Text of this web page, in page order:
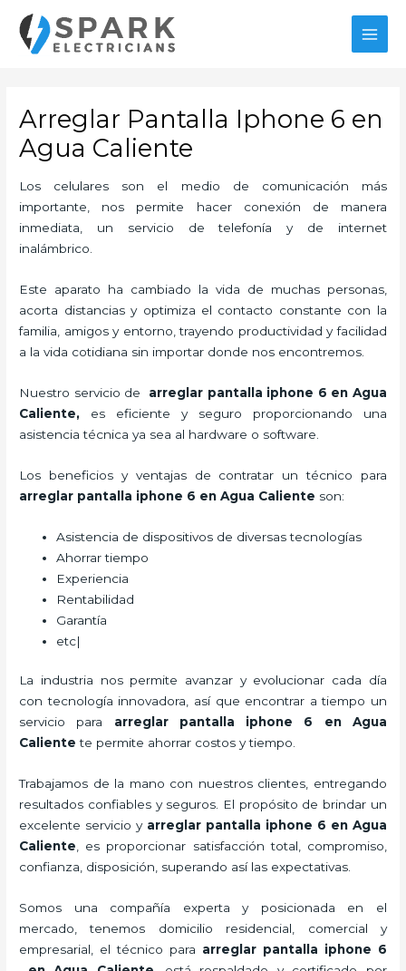
contenido
Arreglar Pantalla Iphone 6 en
Agua Caliente
Los celulares son el medio de comunicación más
importante, nos permite hacer conexión de manera
inmediata, un servicio de telefonía y de internet
inalámbrico.
Este aparato ha cambiado la vida de muchas personas,
acorta distancias y optimiza el contacto constante con la
familia, amigos y entorno, trayendo productividad y facilidad
a la vida cotidiana sin importar donde nos encontremos.
Nuestro servicio de arreglar pantalla iphone 6 en Agua
Caliente, es eficiente y seguro proporcionando una
asistencia técnica ya sea al hardware o software.
Los beneficios y ventajas de contratar un técnico para
arreglar pantalla iphone 6 en Agua Caliente son:
Asistencia de dispositivos de diversas tecnologías
Ahorrar tiempo
Experiencia
Rentabilidad
Garantía
etc|
La industria nos permite avanzar y evolucionar cada día
con tecnología innovadora, así que encontrar a tiempo un
servicio para arreglar pantalla iphone 6 en Agua
Caliente te permite ahorrar costos y tiempo.
Trabajamos de la mano con nuestros clientes, entregando
resultados confiables y seguros. El propósito de brindar un
excelente servicio y arreglar pantalla iphone 6 en Agua
Caliente , es proporcionar satisfacción total, compromiso,
confianza, disposición, superando así las expectativas.
Somos una compañía experta y posicionada en el
mercado, tenemos domicilio residencial, comercial y
empresarial, el técnico para arreglar pantalla iphone 6